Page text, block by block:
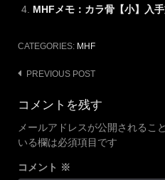
MHFメモ：カラ骨【小】入
CATEGORIES: MHF
Post
navigation
PREVIOUS POST
コメントを残す
メールアドレスが公開されるこ
いる欄は必須項目です
コメント ※